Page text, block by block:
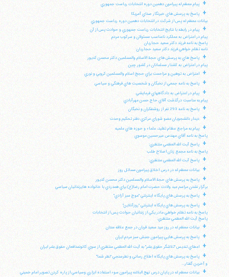
+ پيام معظم له پيرامون دهمين دوره انتخابات رياست جمهوري
+
پاسخ به پرسش هاي خبرنگار صداي آمريكا
بيانات معظم له پس از شركت در انتخابات دهمين دوره رياست جمهوري
+
پيام در رابطه با نتايج انتخابات رياست جمهوري و حوادث پس از آن
پيام در اعتراض به عملكرد نامناسب مسئولان و سركوب مردم
پاسخ به نامه فرزند دكتر سعيد حجاريان
نامه تظلم خواهي فرزند دكتر سعيد حجاريان:
+
پاسخ هاي به پرسش هاي حجة الاسلام والمسلمين دكتر محسن كديور
پيام در اعتراض به كشتار مسلمانان در كشور چين
+ اعتراض به توهين و مزاحمت براي حجج اسلام والمسلمين كروبي و نوري
+ پاسخ به نامه جمعي از نخبگان و شخصيت هاي فرهنگي و سياسي
+
پيام در اعتراض به دادگاههاي فرمايشي
پيام به مناسبت درگذشت آقاي حاج حسن مهرآبادي
+ پاسخ به نامه 293 نفر از روشنفكران و نخبگان
+ ديدار دانشجويان عضو شوراي مركزي دفتر تحكيم وحدت
+
پيام به مراجع عظام تقليد، علماء و حوزه هاي علميه
پاسخ به نامه آقاي مهندس ميرحسين موسوي
+
پاسخ آيت الله العظمي منتظري:
پاسخ به نامه مجمع زنان اصلاح طلب
+ پاسخ آيت الله العظمي منتظري:
+ بيانات معظم له در درس اخلاق پيرامون مسائل روز
+
پاسخ به پرسش هاي حجة الاسلام والمسلمين دكتر محسن كديور
برگزار نشدن مراسم عيد ولادت حضرت امام رضا(ع) براي همدردي با خانواده هايزندانيان سياسي
+ پاسخ به پرسش هاي پايگاه اينترنتي "موج سبز آزادي"
+
پاسخ به پرسش هاي پايگاه اينترنتي "روزآنلاين"
پاسخ به نامه تظلم خواهي مادر يكي از زندانيان حوادث پس از انتخابات
پاسخ آيت الله العظمي منتظري:
+ بيانات معظم له در روز عيد سعيد قربان در جمع علاقه مندان
+ پاسخ به پرسش هايي پيرامون جنبش سبز مردم ايران
+ اعطاي تنديس "تلاشگر حقوق بشر" به آيت الله العظمي منتظري از سوي كانونمدافعان حقوق بشر ايران
+
پاسخ به پرسش هاي پايگاه اطلاع رساني و نظرسنجي "نظر شما"
و آخرين گفتار...
+ بيانات معظم له در پايان درس نهج البلاغه پيرامون سوء استفاده ابزاري وسياسي از پاره كردن تصوير امام خميني